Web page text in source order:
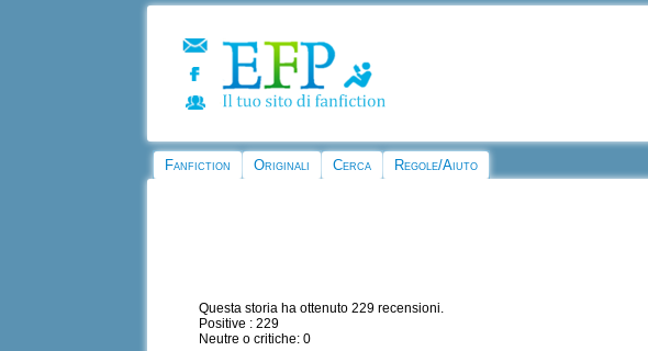
Fanfiction Originali Cerca Regole/Aiuto
Questa storia ha ottenuto 229 recensioni.
Positive : 229
Neutre o critiche: 0